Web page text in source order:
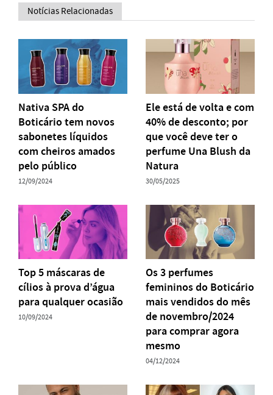
Notícias Relacionadas
Nativa SPA do
Boticário tem novos
sabonetes líquidos
com cheiros amados
pelo público
12/09/2024
Ele está de volta e com
40% de desconto; por
que você deve ter o
perfume Una Blush da
Natura
30/05/2025
Top 5 máscaras de
cílios à prova d’água
para qualquer ocasião
10/09/2024
Os 3 perfumes
femininos do Boticário
mais vendidos do mês
de novembro/2024
para comprar agora
mesmo
04/12/2024